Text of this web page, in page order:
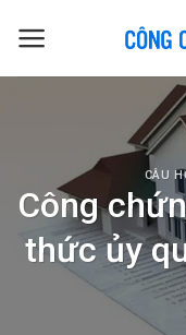
CÂU
Công
thức ủy